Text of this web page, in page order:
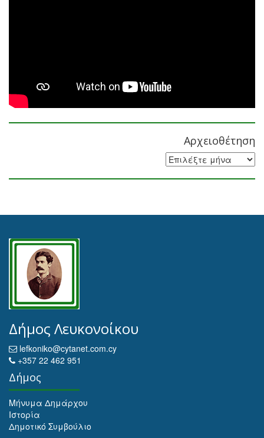
Αρχειοθέτηση
Αρχειοθέτηση
Δήμος Λευκονοίκου
lefkoniko@cytanet.com.cy
+357 22 462 951
Δήμος
Μήνυμα Δημάρχου
Ιστορία
Δημοτικό Συμβούλιο